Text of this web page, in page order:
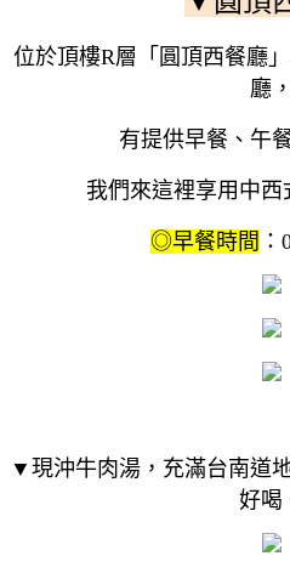
位於頂樓R層「圓頂西餐廳
廳，
有提供早餐、午
我們來這裡享用中西
◎早餐時間
▼現沖牛肉湯，充滿台南道
好喝